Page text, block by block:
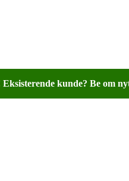
kunde? Be om